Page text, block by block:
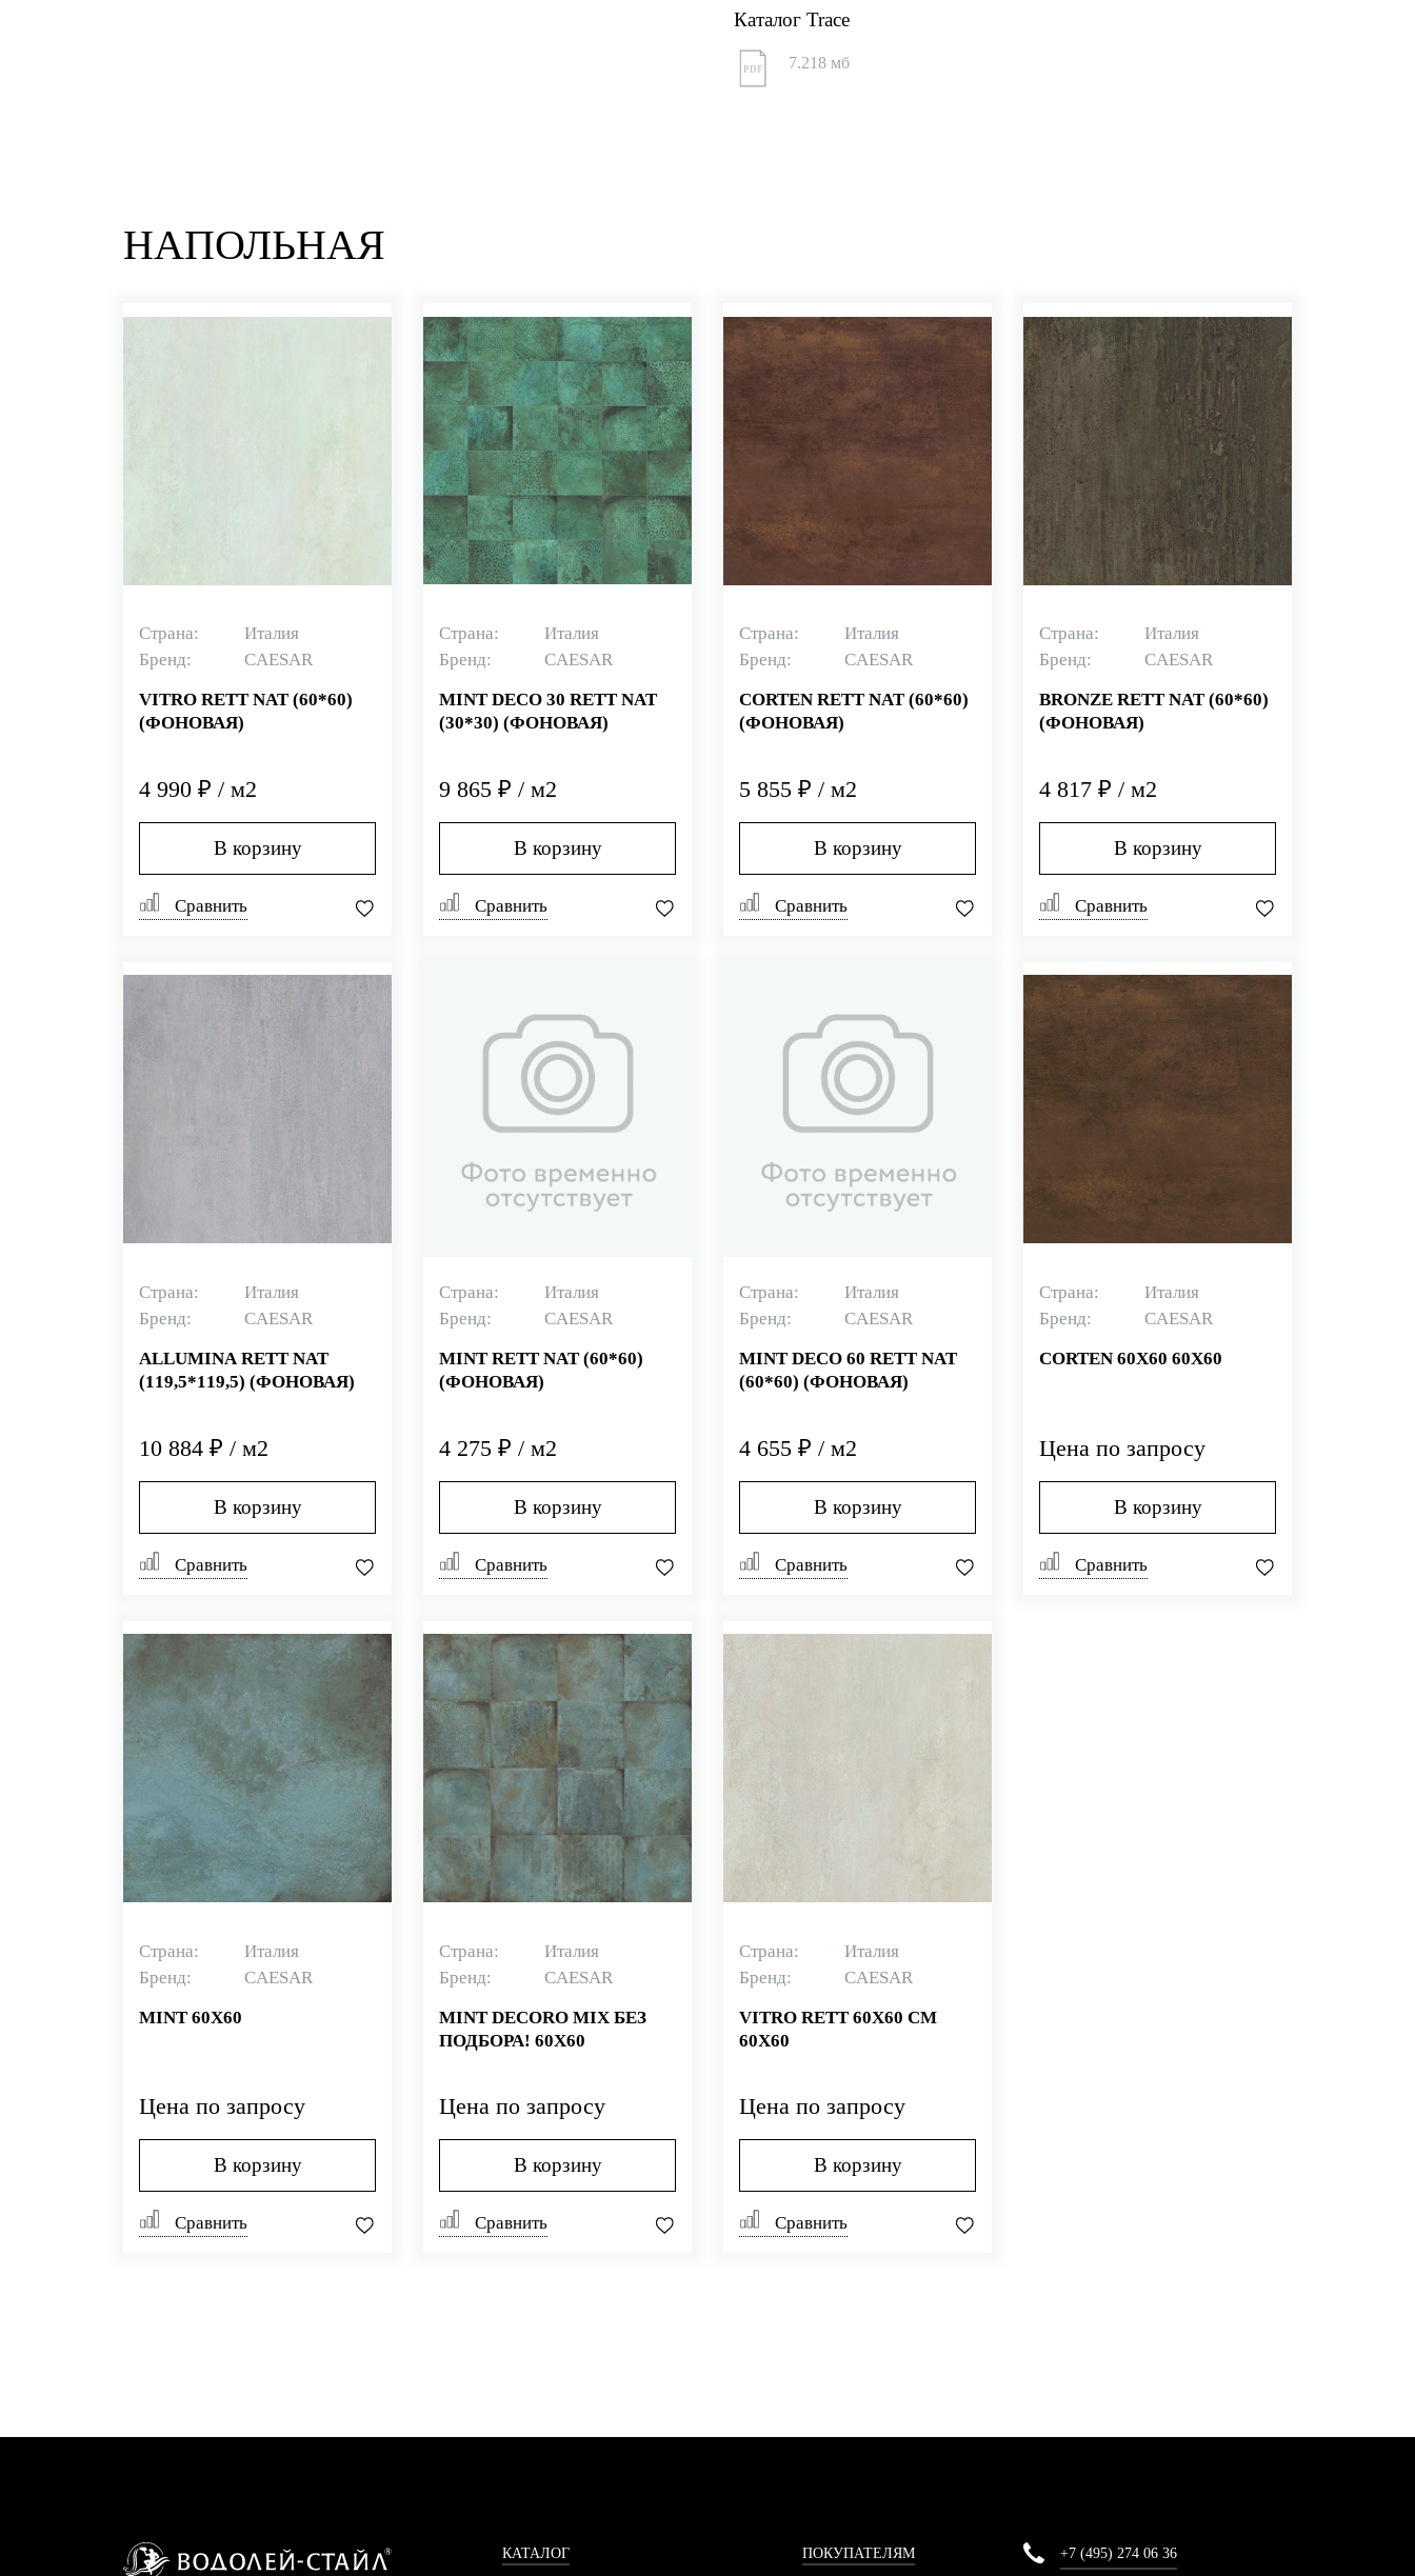
Каталог Trace
PDF 7.218 мб
НАПОЛЬНАЯ
Страна:
Италия
Бренд:
CAESAR
VITRO RETT NAT (60*60)
(ФОНОВАЯ)
4 990 ₽ / м2
В корзину
Сравнить
Страна:
Италия
Бренд:
CAESAR
MINT DECO 30 RETT NAT
(30*30) (ФОНОВАЯ)
9 865 ₽ / м2
В корзину
Сравнить
Страна:
Италия
Бренд:
CAESAR
CORTEN RETT NAT (60*60)
(ФОНОВАЯ)
5 855 ₽ / м2
В корзину
Сравнить
Страна:
Италия
Бренд:
CAESAR
BRONZE RETT NAT (60*60)
(ФОНОВАЯ)
4 817 ₽ / м2
В корзину
Сравнить
Страна:
Италия
Бренд:
CAESAR
ALLUMINA RETT NAT
(119,5*119,5) (ФОНОВАЯ)
10 884 ₽ / м2
В корзину
Сравнить
Страна:
Италия
Бренд:
CAESAR
MINT RETT NAT (60*60)
(ФОНОВАЯ)
4 275 ₽ / м2
В корзину
Сравнить
Страна:
Италия
Бренд:
CAESAR
MINT DECO 60 RETT NAT
(60*60) (ФОНОВАЯ)
4 655 ₽ / м2
В корзину
Сравнить
Страна:
Италия
Бренд:
CAESAR
CORTEN 60Х60 60X60
Цена по запросу
В корзину
Сравнить
Страна:
Италия
Бренд:
CAESAR
MINT 60X60
Цена по запросу
В корзину
Сравнить
Страна:
Италия
Бренд:
CAESAR
MINT DECORO MIX БЕЗ
ПОДБОРА! 60X60
Цена по запросу
В корзину
Сравнить
Страна:
Италия
Бренд:
CAESAR
VITRO RETT 60X60 СМ
60X60
Цена по запросу
В корзину
Сравнить
КАТАЛОГ ПОКУПАТЕЛЯМ +7 (495) 274 06 36